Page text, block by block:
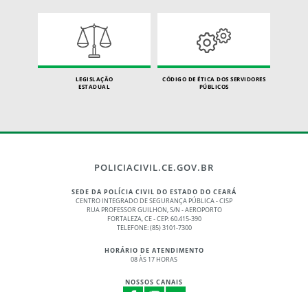
LEGISLAÇÃO
ESTADUAL
CÓDIGO DE ÉTICA DOS SERVIDORES
PÚBLICOS
POLICIACIVIL.CE.GOV.BR
SEDE DA POLÍCIA CIVIL DO ESTADO DO CEARÁ
CENTRO INTEGRADO DE SEGURANÇA PÚBLICA - CISP
RUA PROFESSOR GUILHON, S/N - AEROPORTO
FORTALEZA, CE - CEP: 60.415-390
TELEFONE: (85) 3101-7300
HORÁRIO DE ATENDIMENTO
08 ÀS 17 HORAS
NOSSOS CANAIS